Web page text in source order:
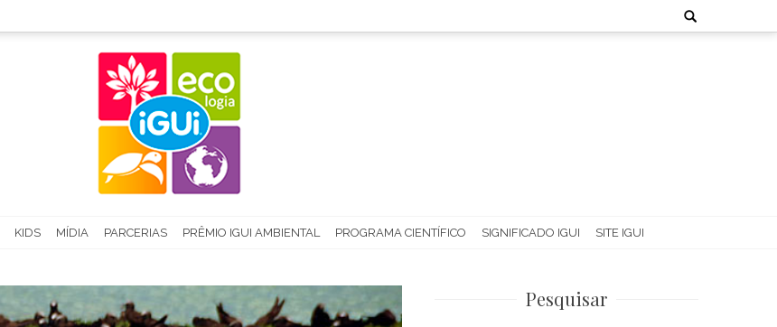
Search
for:
KIDS MÍDIA PARCERIAS PRÊMIO IGUI AMBIENTAL PROGRAMA CIENTÍFICO SIGNIFICADO IGUI SITE IGUI
Pesquisar